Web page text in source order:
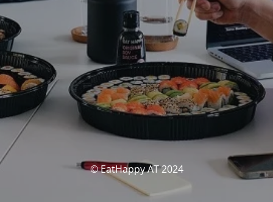
© EatHappy AT 2024